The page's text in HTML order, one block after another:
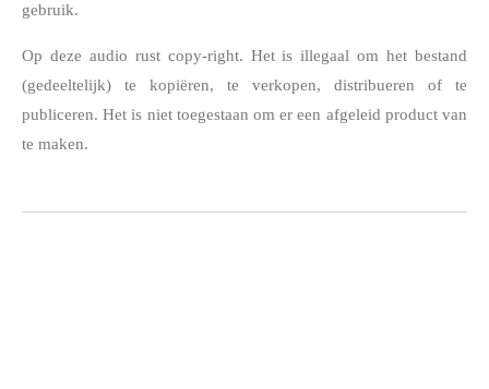
gebruik.
Op deze audio rust copy-right. Het is illegaal om het bestand
(gedeeltelijk) te kopiëren, te verkopen, distribueren of te
publiceren. Het is niet toegestaan om er een afgeleid product van
te maken.